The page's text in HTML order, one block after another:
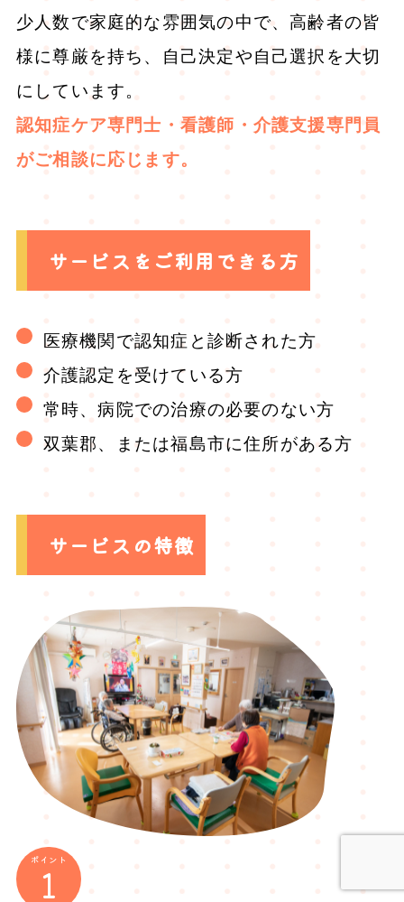
少人数で家庭的な雰囲気の中で、高齢者の皆
様に尊厳を持ち、自己決定や自己選択を大切
にしています。
認知症ケア専門士・看護師・介護支援専門員
がご相談に応じます。
サービスをご利用できる方
医療機関で認知症と診断された方
介護認定を受けている方
常時、病院での治療の必要のない方
双葉郡、または福島市に住所がある方
サービスの特徴
ポイント
1